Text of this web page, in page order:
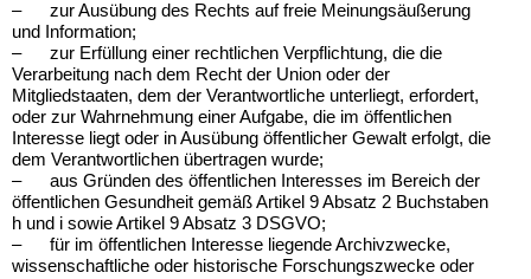
– zur Ausübung des Rechts auf freie Meinungsäußerung
und Information;
– zur Erfüllung einer rechtlichen Verpflichtung, die die
Verarbeitung nach dem Recht der Union oder der
Mitgliedstaaten, dem der Verantwortliche unterliegt, erfordert,
oder zur Wahrnehmung einer Aufgabe, die im öffentlichen
Interesse liegt oder in Ausübung öffentlicher Gewalt erfolgt, die
dem Verantwortlichen übertragen wurde;
– aus Gründen des öffentlichen Interesses im Bereich der
öffentlichen Gesundheit gemäß Artikel 9 Absatz 2 Buchstaben
h und i sowie Artikel 9 Absatz 3 DSGVO;
– für im öffentlichen Interesse liegende Archivzwecke,
wissenschaftliche oder historische Forschungszwecke oder